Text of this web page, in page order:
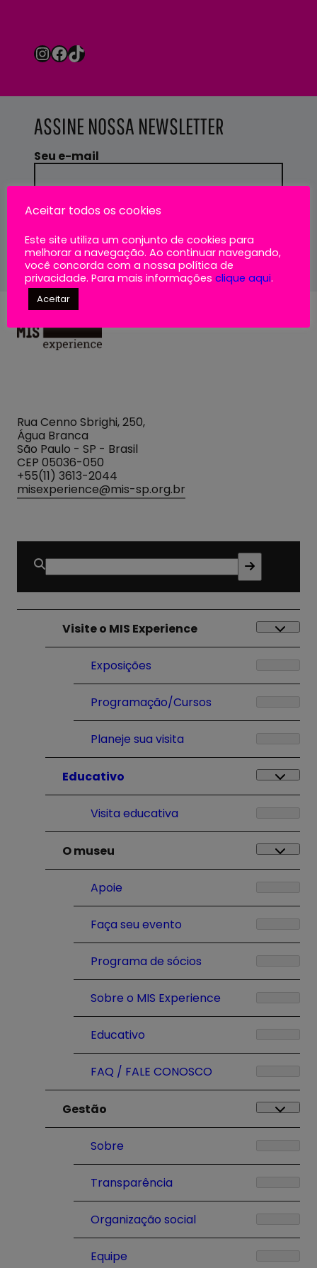
Instagram
Facebook
TikTok
ASSINE NOSSA NEWSLETTER
Seu e-mail
Aceito receber e-mails do MIS
Rua Cenno Sbrighi, 250,
Água Branca
São Paulo - SP - Brasil
CEP 05036-050
+55(11) 3613-2044
misexperience@mis-sp.org.br
Buscar
por:
Visite o MIS Experience
Exposições
Programação/Cursos
Planeje sua visita
Educativo
Visita educativa
O museu
Apoie
Faça seu evento
Programa de sócios
Sobre o MIS Experience
Educativo
FAQ / FALE CONOSCO
Gestão
Sobre
Transparência
Organização social
Equipe
Aceitar todos os cookies
Este site utiliza um conjunto de cookies para
melhorar a navegação. Ao continuar navegando,
você concorda com a nossa política de
privacidade. Para mais informações clique aqui.
Aceitar